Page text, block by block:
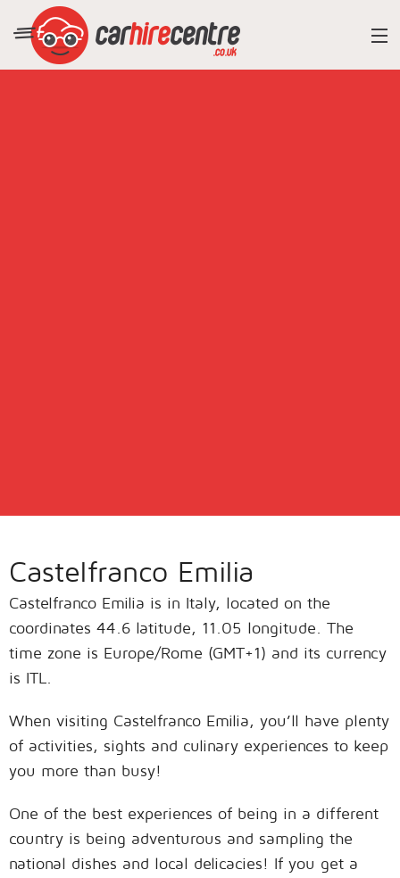
Castelfranco Emilia
Castelfranco Emilia is in Italy, located on the
coordinates 44.6 latitude, 11.05 longitude. The
time zone is Europe/Rome (GMT+1) and its currency
is ITL.
When visiting Castelfranco Emilia, you’ll have plenty
of activities, sights and culinary experiences to keep
you more than busy!
One of the best experiences of being in a different
country is being adventurous and sampling the
national dishes and local delicacies! If you get a